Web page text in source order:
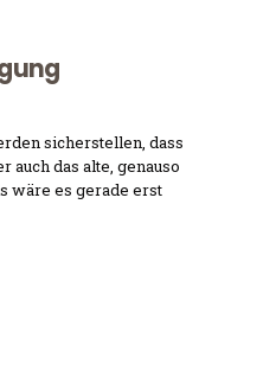
sicherstellen, dass
auch das alte, genauso
wäre es gerade erst